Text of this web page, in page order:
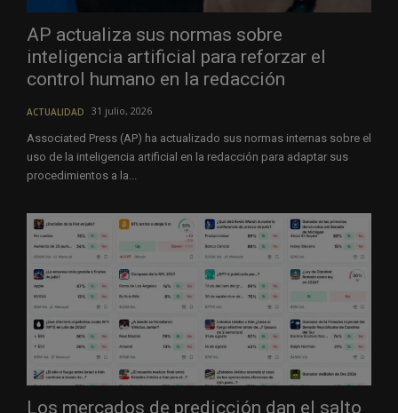
AP actualiza sus normas sobre
inteligencia artificial para reforzar el
control humano en la redacción
ACTUALIDAD 31 julio, 2026
Associated Press (AP) ha actualizado sus normas internas sobre el
uso de la inteligencia artificial en la redacción para adaptar sus
procedimientos a la...
Los mercados de predicción dan el salto